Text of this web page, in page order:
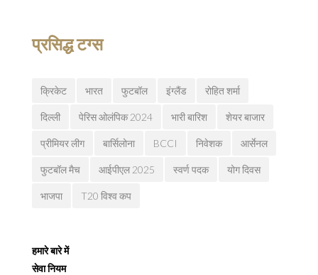
प्रसिद्ध टग्स
क्रिकेट भारत फुटबॉल इंग्लैंड रोहित शर्मा
दिल्ली पेरिस ओलंपिक 2024 भारी बारिश शेयर बाजार
प्रीमियर लीग बार्सिलोना BCCI निवेशक आर्सेनल
फुटबॉल मैच आईपीएल 2025 स्वर्ण पदक योग दिवस
भाजपा T20 विश्व कप
हमारे बारे में
सेवा नियम